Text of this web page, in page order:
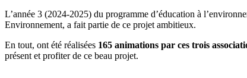
L’année 3 (2024-2025) du programme d’éducation à
Environnement, a fait partie de ce projet ambitieux.
En tout, ont été réalisées 165 animations par ces trois
présent et profiter de ce beau projet.